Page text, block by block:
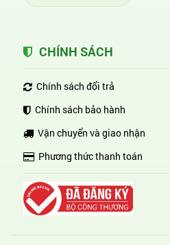
CHÍNH SÁCH
Chính sách đổi trả
Chính sách bảo hành
Vận chuyển và giao nhận
Phương thức thanh toán